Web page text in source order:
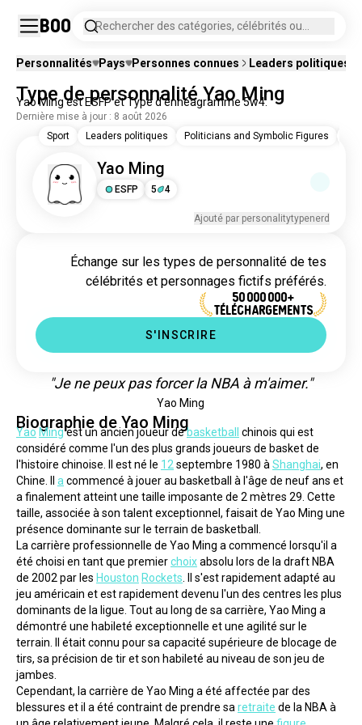
Boo
Rechercher des catégories, célébrités ou
Personnalités Pays Personnes connues Leaders politiques
Type de personnalité Yao Ming
Yao Ming est ESFP et Type d'énnéagramme 5w4.
Dernière mise à jour : 8 août 2026
Yao Ming
ESFP 5 4
Sport Leaders politiques Politicians and Symbolic Figures
Ajouté par personalitytypenerd
Échange sur les types de personnalité de tes
célébrités et personnages fictifs préférés.
50 000 000+
TÉLÉCHARGEMENTS
S'INSCRIRE
"Je ne peux pas forcer la NBA à m'aimer."
Yao Ming
Biographie de Yao Ming
Yao Ming est un ancien joueur de basketball
chinois qui est
considéré comme l'un des plus grands joueurs de basket de
l'histoire chinoise. Il est né le 12 septembre 1980 à Shanghai, en
Chine. Il a commencé à jouer au basketball à l'âge de neuf ans et
a finalement atteint une taille imposante de 2 mètres 29. Cette
taille, associée à son talent exceptionnel, faisait de Yao Ming une
présence dominante sur le terrain de basketball.
La carrière professionnelle de Yao Ming a commencé lorsqu'il a
été choisi en tant que premier choix absolu lors de la draft NBA
de 2002 par les Houston Rockets . Il s'est rapidement adapté au
jeu américain et est rapidement devenu l'un des centres les plus
dominants de la ligue. Tout au long de sa carrière, Yao Ming a
démontré une habileté exceptionnelle et une agilité sur le
terrain. Il était connu pour sa capacité supérieure de blocage de
tirs, sa précision de tir et son habileté au niveau de son jeu de
jambes.
Cependant, la carrière de Yao Ming a été affectée par des
blessures et il a été contraint de prendre sa retraite de la NBA à